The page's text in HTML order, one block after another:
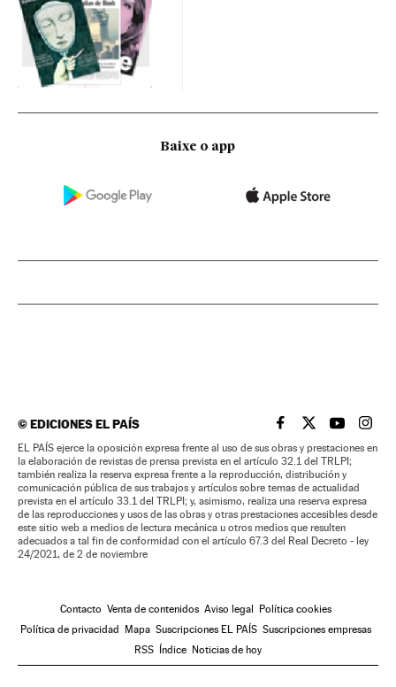
Baixe o app
©EDICIONES EL PAÍS EL PAÍS BRASIL EN
EL PAÍSEL PAÍS
EL
EL PAÍS ejerce la oposición expresa frente al uso de sus obras y prestaciones en
la elaboración de revistas de prensa prevista en el artículo 32.1 del TRLPI;
también realiza la reserva expresa frente a la reproducción, distribución y
comunicación pública de sus trabajos y artículos sobre temas de actualidad
prevista en el artículo 33.1 del TRLPI; y, asimismo, realiza una reserva expresa
de las reproducciones y usos de las obras y otras prestaciones accesibles desde
este sitio web a medios de lectura mecánica u otros medios que resulten
adecuados a tal fin de conformidad con el artículo 67.3 del Real Decreto - ley
24/2021, de 2 de noviembre
Contacto Venta de contenidos Aviso legal
Política cookies
Política de privacidad
Mapa Suscripciones EL PAÍS Suscripciones empresas
RSS
Índice Noticias de hoy